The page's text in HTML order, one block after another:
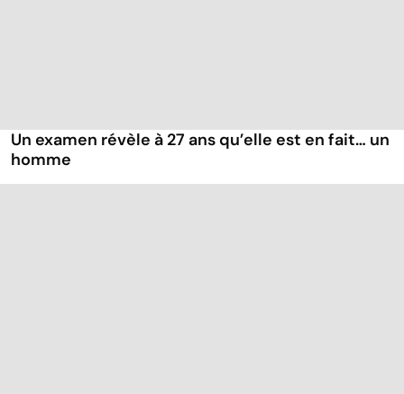
Un examen révèle à 27 ans qu’elle est en fait… un
homme